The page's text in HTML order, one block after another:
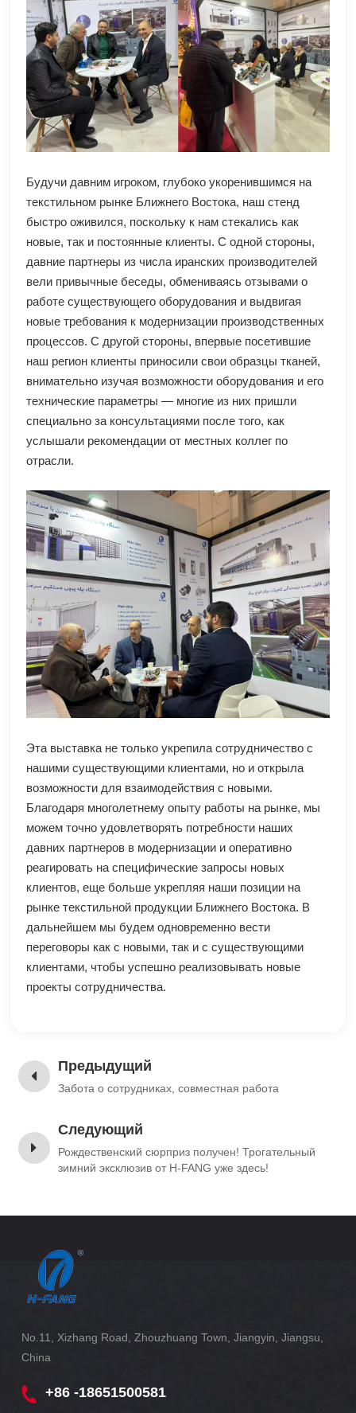
Будучи давним игроком, глубоко укоренившимся на
текстильном рынке Ближнего Востока, наш стенд
быстро оживился, поскольку к нам стекались как
новые, так и постоянные клиенты. С одной стороны,
давние партнеры из числа иранских производителей
вели привычные беседы, обмениваясь отзывами о
работе существующего оборудования и выдвигая
новые требования к модернизации производственных
процессов. С другой стороны, впервые посетившие
наш регион клиенты приносили свои образцы тканей,
внимательно изучая возможности оборудования и его
технические параметры — многие из них пришли
специально за консультациями после того, как
услышали рекомендации от местных коллег по
отрасли.
Эта выставка не только укрепила сотрудничество с
нашими существующими клиентами, но и открыла
возможности для взаимодействия с новыми.
Благодаря многолетнему опыту работы на рынке, мы
можем точно удовлетворять потребности наших
давних партнеров в модернизации и оперативно
реагировать на специфические запросы новых
клиентов, еще больше укрепляя наши позиции на
рынке текстильной продукции Ближнего Востока. В
дальнейшем мы будем одновременно вести
переговоры как с новыми, так и с существующими
клиентами, чтобы успешно реализовывать новые
проекты сотрудничества.
Предыдущий
Забота о сотрудниках, совместная работа
Следующий
Рождественский сюрприз получен! Трогательный
зимний эксклюзив от H-FANG уже здесь!
No.11, Xizhang Road, Zhouzhuang Town, Jiangyin, Jiangsu,
China
+86 -18651500581